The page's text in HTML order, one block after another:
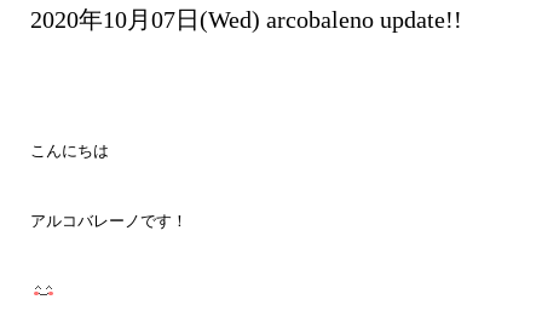
2020年10月07日(Wed) arcobaleno update!!
こんにちは
アルコバレーノです！